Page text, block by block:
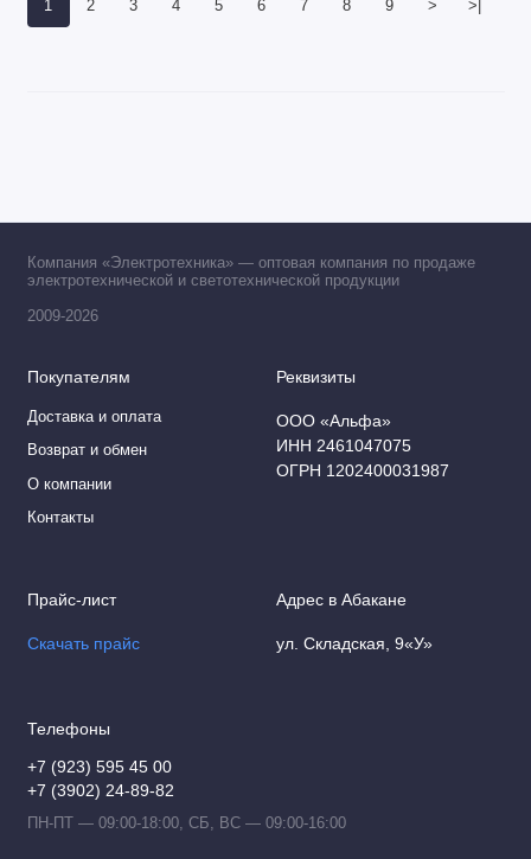
1 2 3 4 5 6 7 8 9 > >|
Компания «Электротехника» — оптовая компания по продаже
электротехнической и светотехнической продукции
2009-2026
Покупателям
Доставка и оплата
Возврат и обмен
О компании
Контакты
Реквизиты
ООО «Альфа»
ИНН 2461047075
ОГРН 1202400031987
Прайс-лист
Скачать прайс
Адрес в Абакане
ул. Складская, 9«У»
Телефоны
+7 (923) 595 45 00
+7 (3902) 24-89-82
ПН-ПТ — 09:00-18:00, СБ, ВС — 09:00-16:00